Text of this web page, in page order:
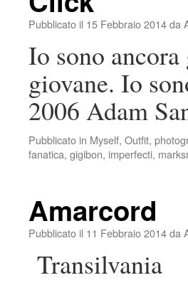
Pubblicato il 15 Febbraio 2014da
Io sono
giovane. Io
2006 Adam
Pubblicato in Myself, Outfit,
fanatica, gigibon, imperfecti,
Amarcord
Pubblicato il 11 Febbraio 2014da
Transilvania